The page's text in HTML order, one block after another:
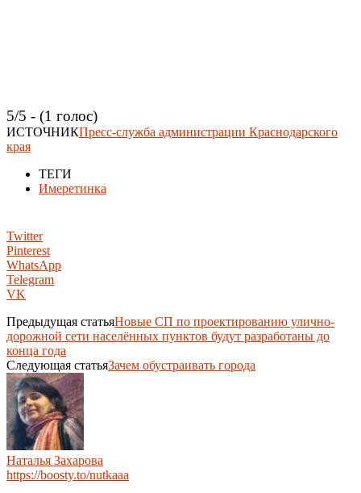
5/5 - (1 голос)
ИСТОЧНИКПресс-служба администрации Краснодарского
края
ТЕГИ
Имеретинка
Twitter
Pinterest
WhatsApp
Telegram
VK
Предыдущая статьяНовые СП по проектированию улично-
дорожной сети населённых пунктов будут разработаны до
конца года
Следующая статьяЗачем обустраивать города
Наталья Захарова
https://boosty.to/nutkaaa